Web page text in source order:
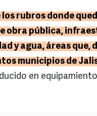
rubros donde
obra pública,
y agua, áreas que,
municipios de
en